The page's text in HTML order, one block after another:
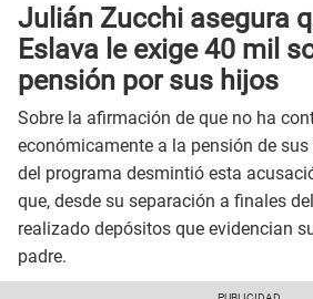
Julián Zucchi asegura
Eslava le exige 40 mil
pensión por sus hijos
Sobre la afirmación de que no ha
económicamente a la pensión de
del programa desmintió esta
que, desde su separación a finales
realizado depósitos que evidencian
padre.